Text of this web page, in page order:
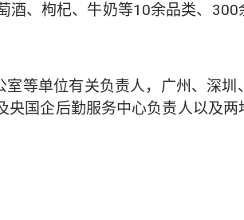
、枸杞、牛奶等10余品类、
等单位有关负责人，广州、深
国企后勤服务中心负责人以及